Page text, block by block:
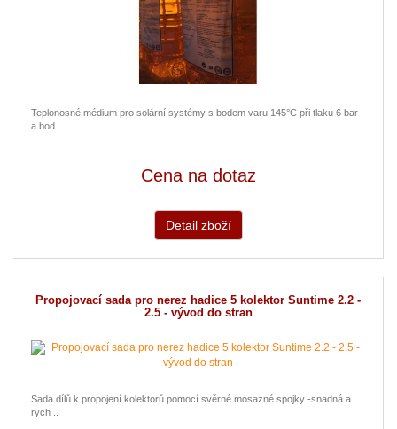
Teplonosné médium pro solární systémy s bodem varu 145°C při tlaku 6 bar
a bod ..
Cena na dotaz
Detail zboží
Propojovací sada pro nerez hadice 5 kolektor Suntime 2.2 -
2.5 - vývod do stran
Sada dílů k propojení kolektorů pomocí svěrné mosazné spojky -snadná a
rych ..